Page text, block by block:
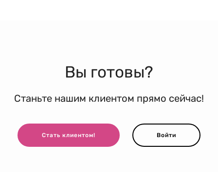
Вы готовы?
Станьте нашим клиентом прямо сейчас!
Стать клиентом! Войти